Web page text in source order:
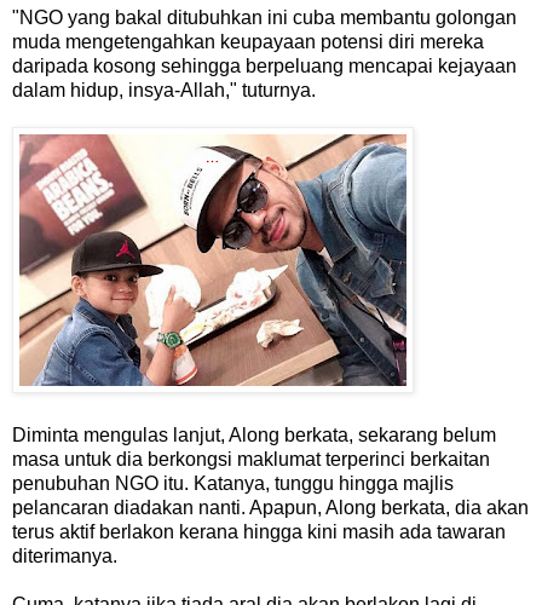
"NGO yang bakal ditubuhkan ini cuba membantu golongan
muda mengetengahkan keupayaan potensi diri mereka
daripada kosong sehingga berpeluang mencapai kejayaan
dalam hidup, insya-Allah," tuturnya.
Diminta mengulas lanjut, Along berkata, sekarang belum
masa untuk dia berkongsi maklumat terperinci berkaitan
penubuhan NGO itu. Katanya, tunggu hingga majlis
pelancaran diadakan nanti. Apapun, Along berkata, dia akan
terus aktif berlakon kerana hingga kini masih ada tawaran
diterimanya.